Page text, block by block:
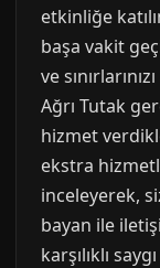
etkinliğe
başa vakit
ve
Ağrı Tutak
hizmet
ekstra
inceleyerek,
bayan ile
karşılıklı